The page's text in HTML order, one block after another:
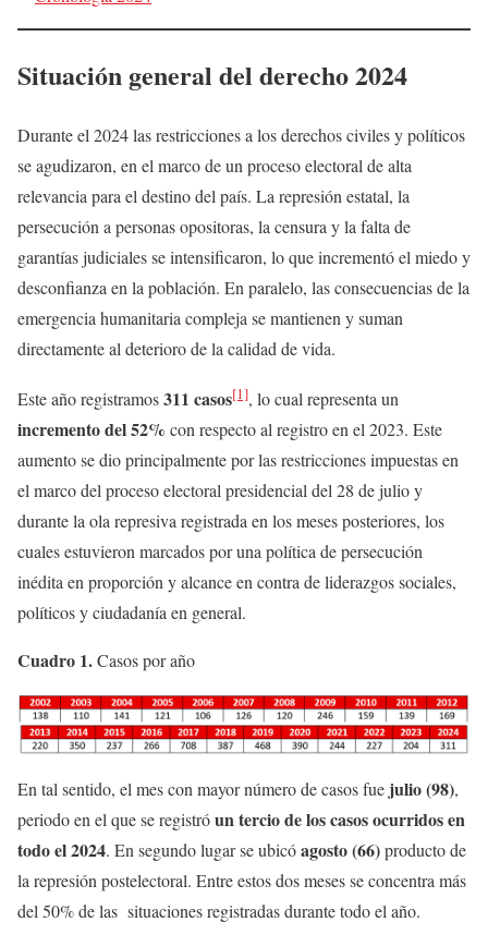
Situación general del derecho 2024
Durante el 2024 las restricciones a los derechos civiles y políticos
se agudizaron, en el marco de un proceso electoral de alta
relevancia para el destino del país. La represión estatal, la
persecución a personas opositoras, la censura y la falta de
garantías judiciales se intensificaron, lo que incrementó el miedo y
desconfianza en la población. En paralelo, las consecuencias de la
emergencia humanitaria compleja se mantienen y suman
directamente al deterioro de la calidad de vida.
Este año registramos311 casos[1], lo cual representa un
incremento del 52% con respecto al registro en el 2023. Este
aumento se dio principalmente por las restricciones impuestas en
el marco del proceso electoral presidencial del 28 de julio y
durante la ola represiva registrada en los meses posteriores, los
cuales estuvieron marcados por una política de persecución
inédita en proporción y alcance en contra de liderazgos sociales,
políticos y ciudadanía en general.
Cuadro 1.Casos por año
En tal sentido, el mes con mayor número de casos fue julio (98),
periodo en el que se registróun tercio de los casos ocurridos en
todo el 2024. En segundo lugar se ubicóagosto (66)producto de
la represión postelectoral. Entre estos dos meses se concentra más
del 50% de las situaciones registradas durante todo el año.